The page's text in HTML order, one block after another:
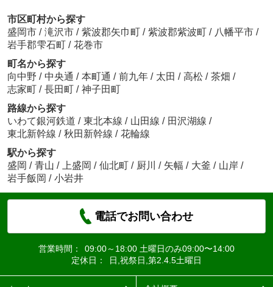
市区町村から探す
盛岡市 / 滝沢市 / 紫波郡矢巾町 / 紫波郡紫波町 / 八幡平市 /
岩手郡雫石町 / 花巻市
町名から探す
向中野 / 中央通 / 本町通 / 前九年 / 太田 / 高松 / 茶畑 /
志家町 / 長田町 / 神子田町
路線から探す
いわて銀河鉄道 / 東北本線 / 山田線 / 田沢湖線 /
東北新幹線 / 秋田新幹線 / 花輪線
駅から探す
盛岡 / 青山 / 上盛岡 / 仙北町 / 厨川 / 矢幅 / 大釜 / 山岸 /
岩手飯岡 / 小岩井
電話でお問い合わせ
営業時間：
09:00～18:00 土曜日のみ09:00〜14:00
定休日：
日,祝祭日,第2.4.5土曜日